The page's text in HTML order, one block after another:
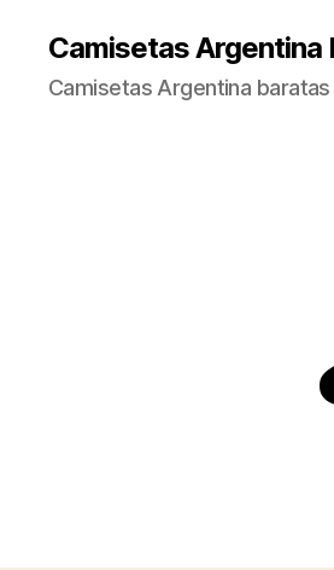
Camisetas Argentina
Camisetas Argentina